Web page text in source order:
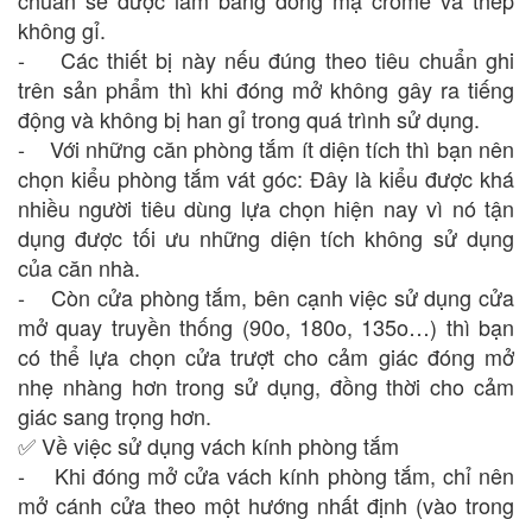
không gỉ.
- Các thiết bị này nếu đúng theo tiêu chuẩn ghi
trên sản phẩm thì khi đóng mở không gây ra tiếng
động và không bị han gỉ trong quá trình sử dụng.
- Với những căn phòng tắm ít diện tích thì bạn nên
chọn kiểu phòng tắm vát góc: Đây là kiểu được khá
nhiều người tiêu dùng lựa chọn hiện nay vì nó tận
dụng được tối ưu những diện tích không sử dụng
của căn nhà.
- Còn cửa phòng tắm, bên cạnh việc sử dụng cửa
mở quay truyền thống (90o, 180o, 135o…) thì bạn
có thể lựa chọn cửa trượt cho cảm giác đóng mở
nhẹ nhàng hơn trong sử dụng, đồng thời cho cảm
giác sang trọng hơn.
✅ Về việc sử dụng vách kính phòng tắm
- Khi đóng mở cửa vách kính phòng tắm, chỉ nên
mở cánh cửa theo một hướng nhất định (vào trong